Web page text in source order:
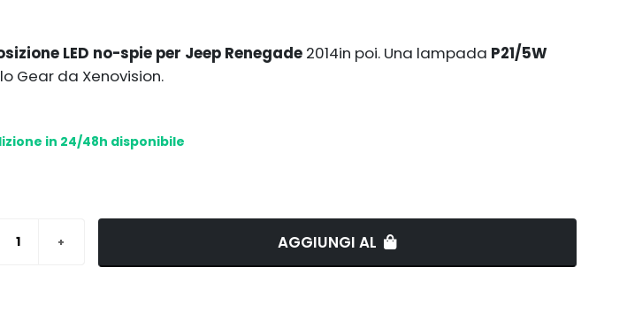
LED no-spie per Jeep Renegade2014in poi. Una lampada P21/5W
Gear da Xenovision.
in 24/48h disponibile
AGGIUNGI AL